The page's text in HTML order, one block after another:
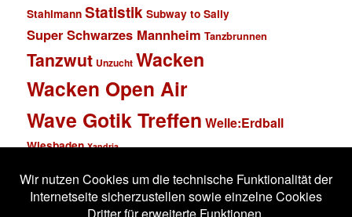
Stahlmann Statistik Subway to Sally
Super Schwarzes Mannheim Tanzbrunnen
Tanzwut Unzucht Wacken
Wacken Open Air
Wave Gotik Treffen Welle:Erdball
Wiesbaden Xandria
Impressum